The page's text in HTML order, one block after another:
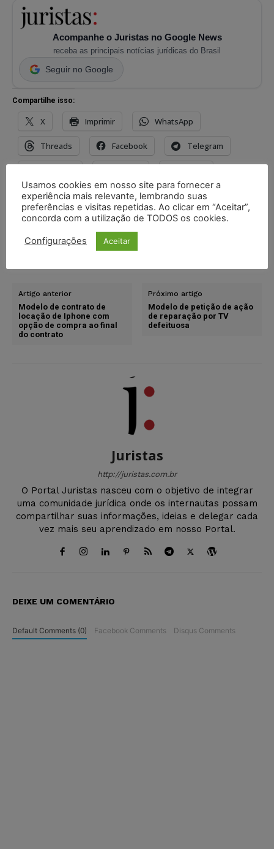
Acompanhe o Juristas no Google News
receba as principais notícias jurídicas do Brasil
Seguir no Google
Compartilhe isso:
X Imprimir WhatsApp
Threads Facebook Telegram
Nextdoor E-mail Mastodon
LinkedIn
Artigo anterior
Modelo de contrato de
locação de Iphone com
opção de compra ao final
do contrato
Próximo artigo
Modelo de petição de ação
de reparação por TV
defeituosa
Juristas
http://juristas.com.br
O Portal Juristas nasceu com o objetivo de integrar
uma comunidade jurídica onde os internautas possam
compartilhar suas informações, ideias e delegar cada
vez mais seu aprendizado em nosso Portal.
DEIXE UM COMENTÁRIO
Default Comments (0) Facebook Comments Disqus Comments
Usamos cookies em nosso site para fornecer a
experiência mais relevante, lembrando suas
preferências e visitas repetidas. Ao clicar em “Aceitar”,
concorda com a utilização de TODOS os cookies.
Configurações Aceitar